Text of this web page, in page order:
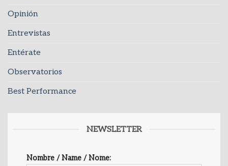
Opinión
Entrevistas
Entérate
Observatorios
Best Performance
NEWSLETTER
Nombre / Name / Nome: